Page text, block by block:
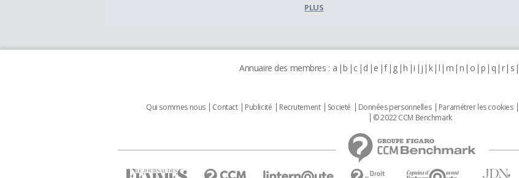
PLUS
Annuaire des membres : a b c d e f g h i j k l m n o p q r s
Qui sommes nous Contact Publicité Recrutement Societé Données personnelles Paramétrer les cookies
© 2022 CCM Benchmark